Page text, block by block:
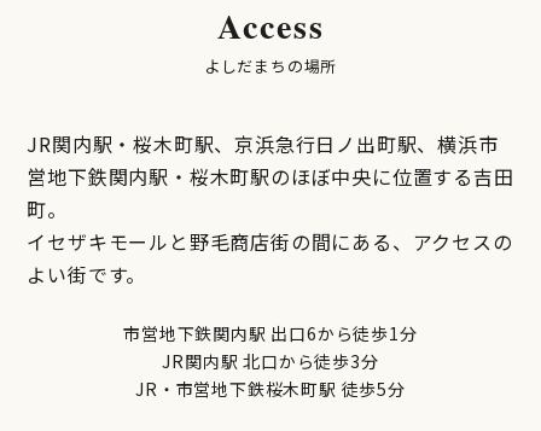
Access
よしだまちの場所
JR関内駅・桜木町駅、京浜急行日ノ出町駅、横浜市
営地下鉄関内駅・桜木町駅のほぼ中央に位置する吉田
町。
イセザキモールと野毛商店街の間にある、アクセスの
よい街です。
市営地下鉄関内駅 出口6から徒歩1分
JR関内駅 北口から徒歩3分
JR・市営地下鉄桜木町駅 徒歩5分